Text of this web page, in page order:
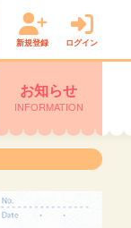
ぽよチャンネル
新規登録 ログイン
お知らせ
INFORMATION